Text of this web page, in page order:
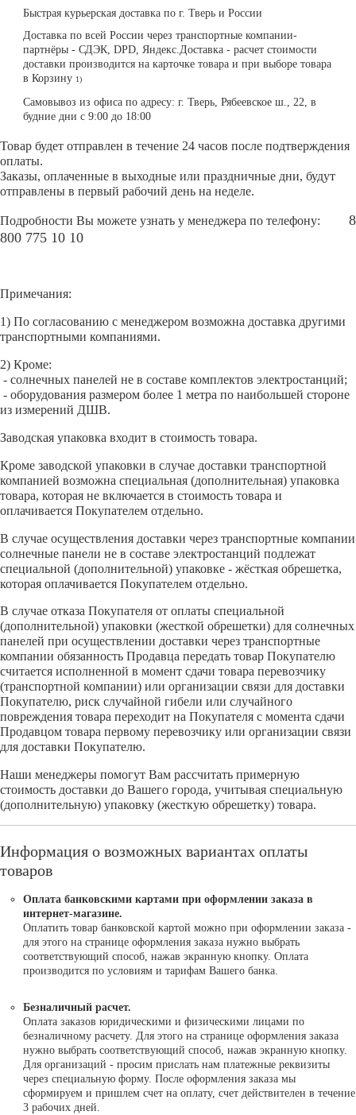
Быстрая курьерская доставка по г. Тверь и России
Доставка по всей России через транспортные компании-
партнёры - СДЭК, DPD, Яндекс.Доставка - расчет стоимости
доставки производится на карточке товара и при выборе товара
в Корзину 1)
Самовывоз из офиса по адресу: г. Тверь, Рябеевское ш., 22, в
будние дни с 9:00 до 18:00
Товар будет отправлен в течение 24 часов после подтверждения
оплаты.
Заказы, оплаченные в выходные или праздничные дни, будут
отправлены в первый рабочий день на неделе.
Подробности Вы можете узнать у менеджера по телефону:
8
800 775 10 10
Примечания:
1) По согласованию с менеджером возможна доставка другими
транспортными компаниями.
2) Кроме:
- солнечных панелей не в составе комплектов электростанций;
- оборудования размером более 1 метра по наибольшей стороне
из измерений ДШВ.
Заводская упаковка входит в стоимость товара.
Кроме заводской упаковки в случае доставки транспортной
компанией возможна специальная (дополнительная) упаковка
товара, которая не включается в стоимость товара и
оплачивается Покупателем отдельно.
В случае осуществления доставки через транспортные компании
солнечные панели не в составе электростанций подлежат
специальной (дополнительной) упаковке - жёсткая обрешетка,
которая оплачивается Покупателем отдельно.
В случае отказа Покупателя от оплаты специальной
(дополнительной) упаковки (жесткой обрешетки) для солнечных
панелей при осуществлении доставки через транспортные
компании обязанность Продавца передать товар Покупателю
считается исполненной в момент сдачи товара перевозчику
(транспортной компании) или организации связи для доставки
Покупателю, риск случайной гибели или случайного
повреждения товара переходит на Покупателя с момента сдачи
Продавцом товара первому перевозчику или организации связи
для доставки Покупателю.
Наши менеджеры помогут Вам рассчитать примерную
стоимость доставки до Вашего города, учитывая специальную
(дополнительную) упаковку (жесткую обрешетку) товара.
Информация о возможных вариантах оплаты
товаров
Оплата банковскими картами при оформлении заказа в
интернет-магазине.
Оплатить товар банковской картой можно при оформлении заказа -
для этого на странице оформления заказа нужно выбрать
соответствующий способ, нажав экранную кнопку. Оплата
производится по условиям и тарифам Вашего банка.
Безналичный расчет.
Оплата заказов юридическими и физическими лицами по
безналичному расчету. Для этого на странице оформления заказа
нужно выбрать соответствующий способ, нажав экранную кнопку.
Для организаций - просим прислать нам платежные реквизиты
через специальную форму. После оформления заказа мы
сформируем и пришлем счет на оплату, счет действителен в течение
3 рабочих дней.